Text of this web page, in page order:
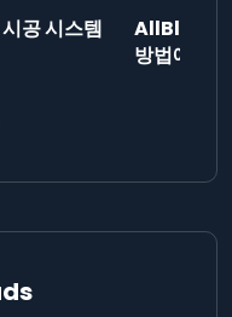
공 시스템
AllBlog에
방법에 대